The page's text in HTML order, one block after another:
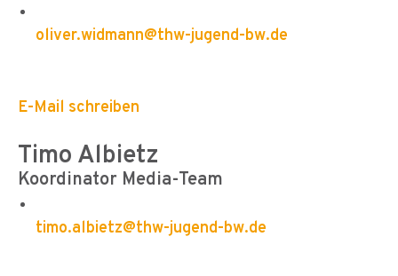
oliver.widmann@thw-jugend-bw.de
E-Mail schreiben
Timo Albietz
Koordinator Media-Team
timo.albietz@thw-jugend-bw.de